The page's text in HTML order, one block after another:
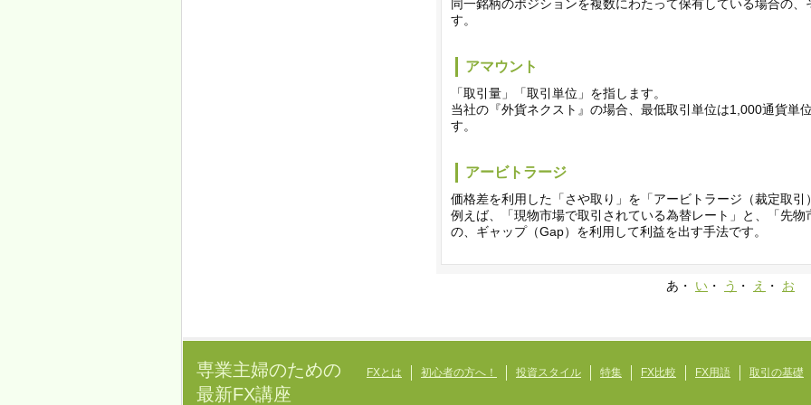
同一銘柄のポジションを複数にわたって保有している場合の
す。
アマウント
「取引量」「取引単位」を指します。
当社の『外貨ネクスト』の場合、最低取引単位は1,000通貨単
す。
アービトラージ
価格差を利用した「さや取り」を「アービトラージ（裁定取引
例えば、「現物市場で取引されている為替レート」と、「先
の、ギャップ（Gap）を利用して利益を出す手法です。
あ・ い ・ う ・ え ・ お
専業主婦のための
最新FX講座
FXとは 初心者の方へ！ 投資スタイル 特集 FX比較 FX用語 取引の基礎